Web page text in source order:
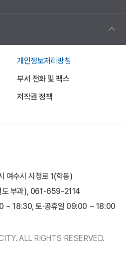
개인정보처리방침
부서 전화 및 팩스
저작권 정책
여수시 시청로 1(학동)
부과), 061-659-2114
~ 18:30, 토·공휴일 09:00 ~ 18:00
ALL RIGHTS RESERVED.